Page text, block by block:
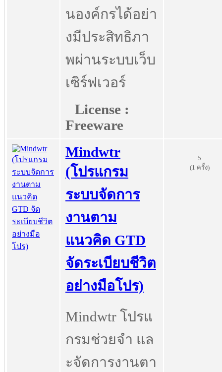
นองค์กรได้อย่า
งมีประสิทธิภา
พผ่านระบบเว็บ
เซิร์ฟเวอร์
License :
Freeware
Mindwtr
(โปรแกรม
ระบบจัดการ
งานตาม
แนวคิด GTD
จัดระเบียบชีวิต
อย่างมือโปร)
Mindwtr โปรแ
กรมช่วยจำ แล
ะจัดการงานตา
5
(1 ครั้ง)